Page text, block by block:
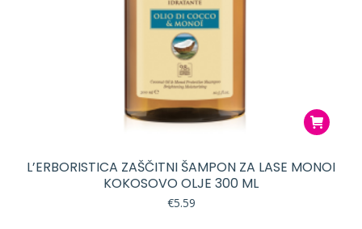
L’ERBORISTICA ZAŠČITNI ŠAMPON ZA LASE MONOI
KOKOSOVO OLJE 300 ML
€5.59